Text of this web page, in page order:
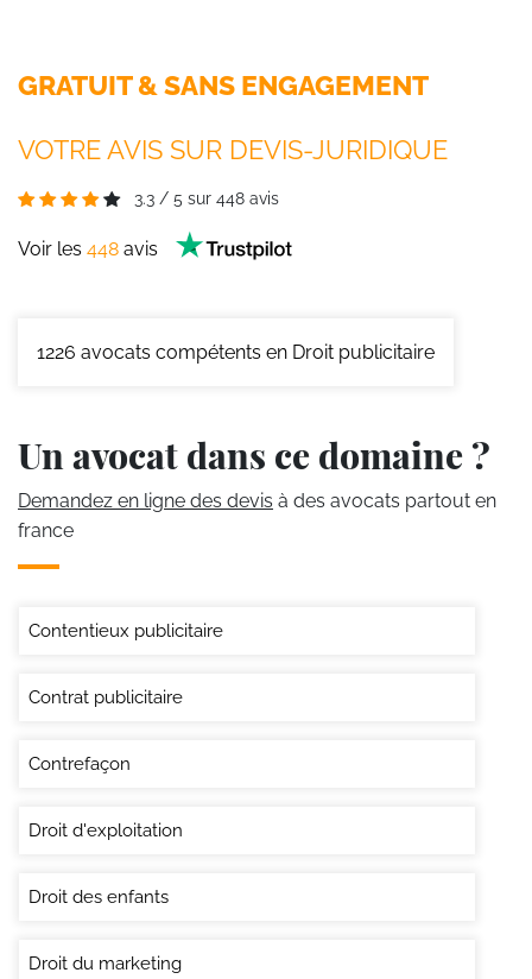
GRATUIT & SANS ENGAGEMENT
VOTRE AVIS SUR DEVIS-JURIDIQUE
3.3 / 5 sur 448 avis
Voir les 448 avis
1226 avocats compétents en Droit publicitaire
Un avocat dans ce domaine ?
Demandez en ligne des devis à des avocats partout en
france
Contentieux publicitaire
Contrat publicitaire
Contrefaçon
Droit d'exploitation
Droit des enfants
Droit du marketing